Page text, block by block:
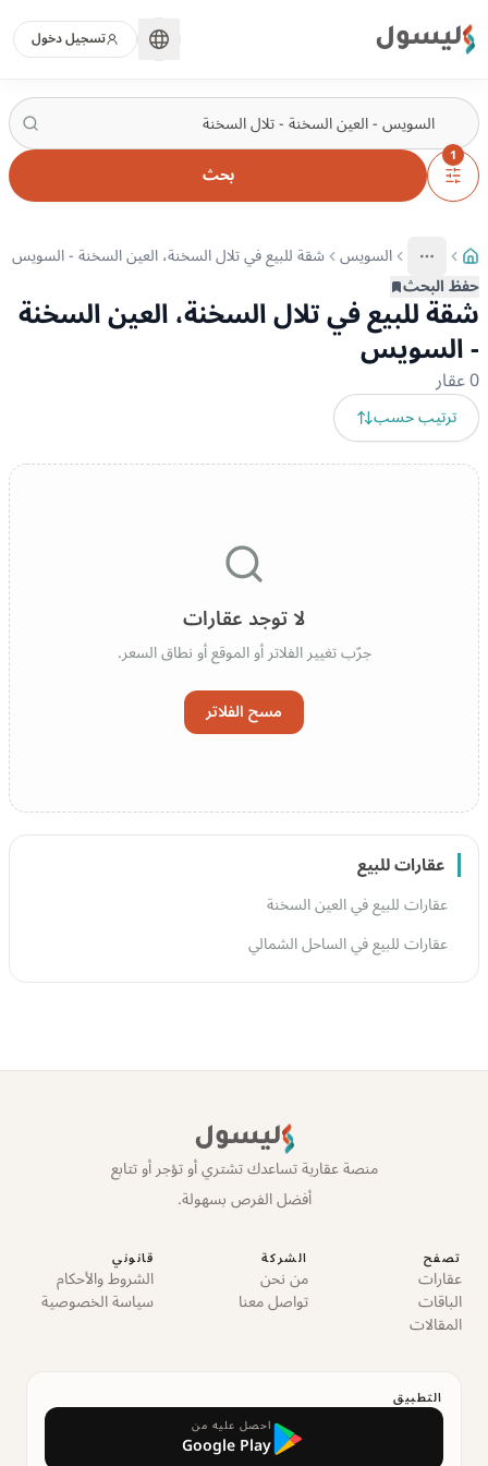
ليسول تسجيل دخول
1
بحث
More
عرض المزيد من المسارات
السويس شقة للبيع في تلال السخنة، العين السخنة - السويس
حفظ البحث
شقة للبيع في تلال السخنة، العين السخنة
- السويس
0عقار
ترتيب حسب
لا توجد عقارات
جرّب تغيير الفلاتر أو الموقع أو نطاق السعر.
مسح الفلاتر
عقارات للبيع
عقارات للبيع في العين السخنة
عقارات للبيع في الساحل الشمالي
ليسول
منصة عقارية تساعدك تشتري أو تؤجر أو تتابع
أفضل الفرص بسهولة.
تصفح
عقارات
الباقات
المقالات
الشركة
من نحن
تواصل معنا
قانوني
الشروط والأحكام
سياسة الخصوصية
التطبيق
احصل عليه من
Google Play